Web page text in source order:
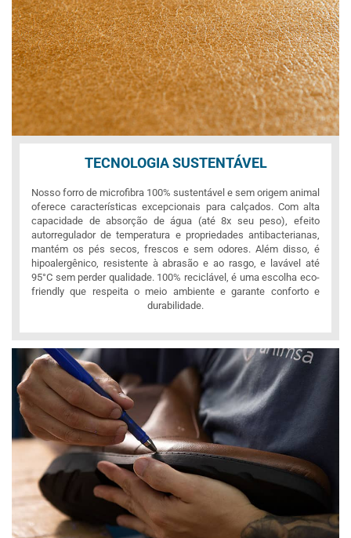
TECNOLOGIA SUSTENTÁVEL
Nosso forro de microfibra 100% sustentável e sem origem animal
oferece características excepcionais para calçados. Com alta
capacidade de absorção de água (até 8x seu peso), efeito
autorregulador de temperatura e propriedades antibacterianas,
mantém os pés secos, frescos e sem odores. Além disso, é
hipoalergênico, resistente à abrasão e ao rasgo, e lavável até
95°C sem perder qualidade. 100% reciclável, é uma escolha eco-
friendly que respeita o meio ambiente e garante conforto e
durabilidade.